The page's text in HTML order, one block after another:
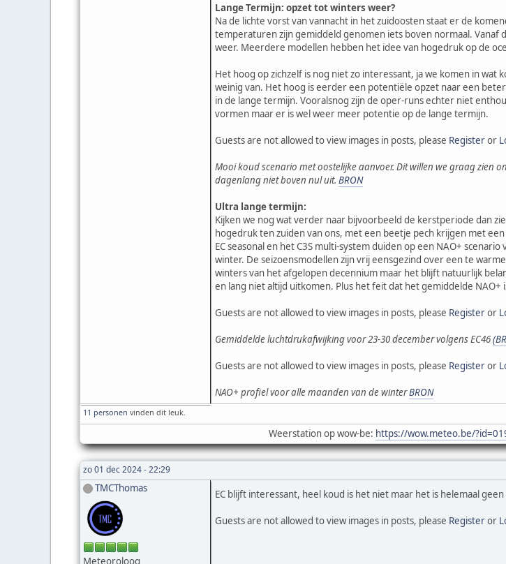
Lange Termijn: opzet tot winters weer?
Na de lichte vorst van vannacht in het zuidoosten staat er de
temperaturen zijn gemiddeld genomen iets boven normaal.
weer. Meerdere modellen hebben het idee van hogedruk op de
Het hoog op zichzelf is nog niet zo interessant, ja we komen in
weinig van. Het hoog is eerder een potentiële opzet naar een
in de lange termijn. Vooralsnog zijn de oper-runs echter niet
vormen maar er is wel weer meer potentie op de lange termijn.
Guests are not allowed to view images in posts, please Registeror
Mooi koud scenario met oostelijke aanvoer. Dit willen we graag zien
dagenlang niet boven nul uit. BRON
Ultra lange termijn:
Kijken we nog wat verder naar bijvoorbeeld de kerstperiode dan
hogedruk ten zuiden van ons, met een beetje pech krijgen met
EC seasonal en het C3S multi-system duiden op een NAO+
winter. De seizoensmodellen zijn vrij eensgezind over een te
winters van het afgelopen decennium maar het blijft natuurlijk
en lang niet altijd uitkomen. Plus het feit dat het gemiddelde
Guests are not allowed to view images in posts, please Registeror
Gemiddelde luchtdrukafwijking voor 23-30 december volgens EC46
Guests are not allowed to view images in posts, please Registeror
NAO+ profiel voor alle maanden van de winterBRON
11 personen vinden dit leuk.
Weerstation op wow-be: https://wow.meteo.be/
zo 01 dec 2024 - 22:29
TMCThomas
Meteoroloog
EC blijft interessant, heel koud is het niet maar het is helemaal
Guests are not allowed to view images in posts, please Registeror